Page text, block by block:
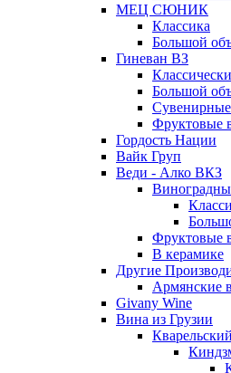
МЕЦ СЮНИК
Классика
Большой
Гиневан ВЗ
Большой
Фруктовые
Гордость Нации
Вайк Груп
Веди - Алко ВКЗ
Фруктовые
В керамике
Другие
Армянские
Givany Wine
Вина из Грузии